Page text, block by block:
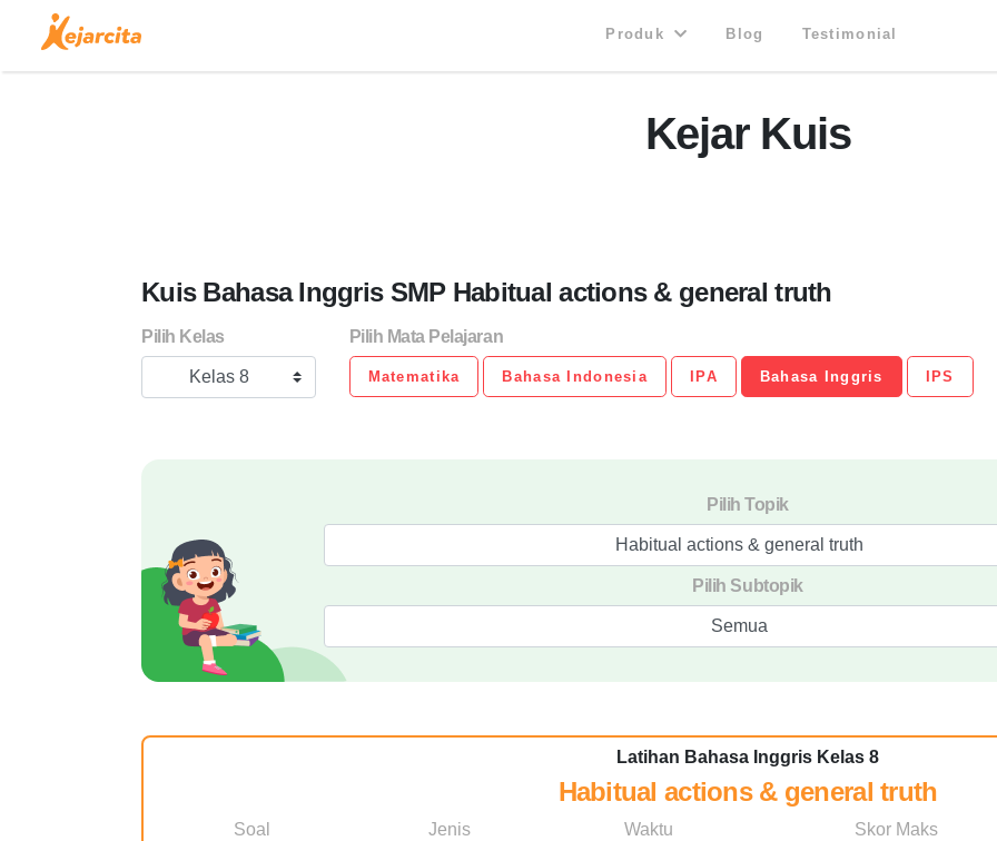
Produk Blog Testimonial
Kejar Kuis
Kuis Bahasa Inggris SMP Habitual actions & general truth
Pilih Kelas
Kelas 8
Pilih Mata Pelajaran
Matematika Bahasa Indonesia IPA Bahasa Inggris IPS
Pilih Topik
Habitual actions & general truth
Pilih Subtopik
Semua
Latihan Bahasa Inggris Kelas 8
Habitual actions & general truth
Soal
Jenis
Waktu
Skor Maks